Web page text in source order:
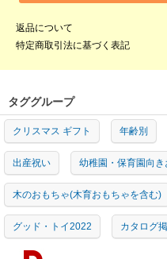
返品について
特定商取引法に基づく表記
タググループ
クリスマス ギフト 年齢別
出産祝い 幼稚園・保育園向き
木のおもちゃ(木育おもちゃを含む)
グッド・トイ2022 カタログ